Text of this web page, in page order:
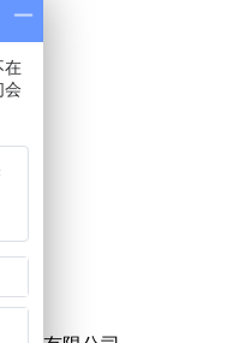
在
会